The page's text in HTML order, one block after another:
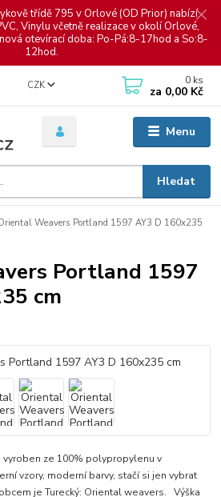
třídě 795 v Orlové (OD Prior) nabízí
Vinylu včetně realizace v okolí Orlové,
otevírací doba: Po-Pá:8-17hod a So:8-
12hod.
Menu
CZK
Hledat
0 ks
za 0,00 Kč
Weavers Portland 1597 AY3 D 160x235
Portland 1597
cm
ze 100% polypropylenu v
vzory, moderní barvy, stačí si jen vybrat
je Turecký: Oriental weavers. Výška